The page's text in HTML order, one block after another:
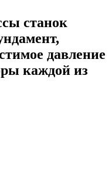
станок
давление
каждой из